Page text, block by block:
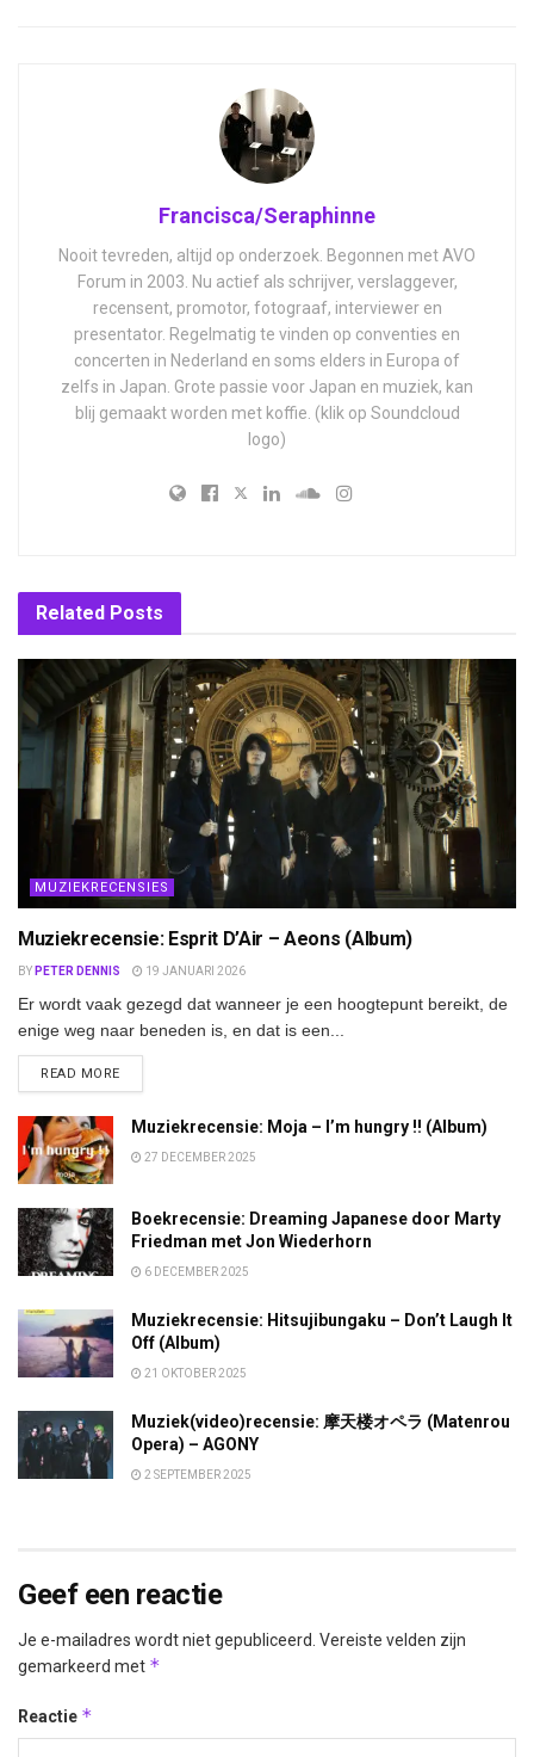
Francisca/Seraphinne
Nooit tevreden, altijd op onderzoek. Begonnen met AVO
Forum in 2003. Nu actief als schrijver, verslaggever,
recensent, promotor, fotograaf, interviewer en
presentator. Regelmatig te vinden op conventies en
concerten in Nederland en soms elders in Europa of
zelfs in Japan. Grote passie voor Japan en muziek, kan
blij gemaakt worden met koffie. (klik op Soundcloud
logo)
Related Posts
MUZIEKRECENSIES
Muziekrecensie: Esprit D’Air – Aeons (Album)
BY PETER DENNIS 19 JANUARI 2026
Er wordt vaak gezegd dat wanneer je een hoogtepunt bereikt, de
enige weg naar beneden is, en dat is een...
READ MOREDETAILS
Muziekrecensie: Moja – I’m hungry !! (Album)
27 DECEMBER 2025
Boekrecensie: Dreaming Japanese door Marty
Friedman met Jon Wiederhorn
6 DECEMBER 2025
Muziekrecensie: Hitsujibungaku – Don’t Laugh It
Off (Album)
21 OKTOBER 2025
Muziek(video)recensie: 摩天楼オペラ (Matenrou
Opera) – AGONY
2 SEPTEMBER 2025
Geef een reactie
Je e-mailadres wordt niet gepubliceerd. Vereiste velden zijn
gemarkeerd met *
Reactie *